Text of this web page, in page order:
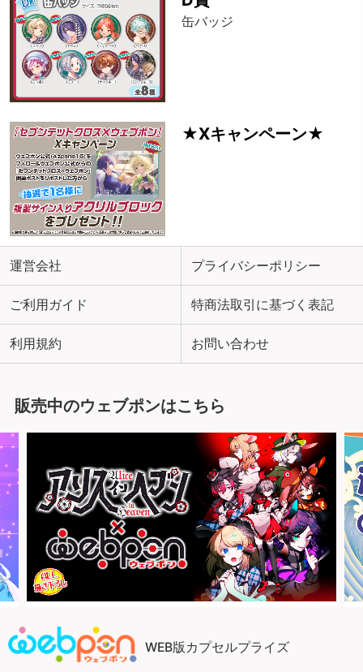
缶バッジ
★Xキャンペーン★
運営会社 プライバシーポリシー
ご利用ガイド 特商法取引に基づく表記
利用規約 お問い合わせ
販売中のウェブポンはこちら
WEB版カプセルプライズ